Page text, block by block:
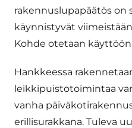
rakennuslupapäätös on
käynnistyvät
Kohde otetaan
Hankkeessa
leikkipuistotoimintaa
vanha
erillisurakkana. Tuleva